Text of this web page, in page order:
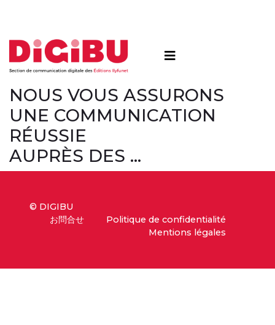
NOUS VOUS ASSURONS
UNE COMMUNICATION
RÉUSSIE
AUPRÈS DES …
© DIGIBU
お問合せ
Politique de confidentialité
Mentions légales